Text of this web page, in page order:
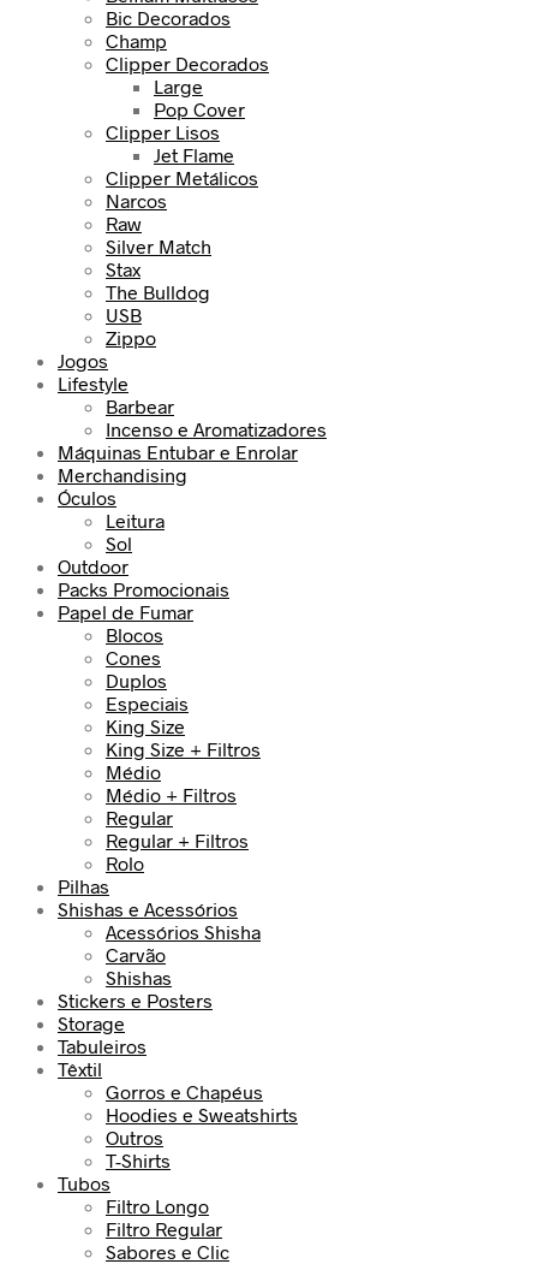
Bic Decorados
Champ
Clipper Decorados
Large
Pop Cover
Clipper Lisos
Jet Flame
Clipper Metálicos
Narcos
Raw
Silver Match
Stax
The Bulldog
USB
Zippo
Jogos
Lifestyle
Barbear
Incenso e Aromatizadores
Máquinas Entubar e Enrolar
Merchandising
Óculos
Leitura
Sol
Outdoor
Packs Promocionais
Papel de Fumar
Blocos
Cones
Duplos
Especiais
King Size
King Size + Filtros
Médio
Médio + Filtros
Regular
Regular + Filtros
Rolo
Pilhas
Shishas e Acessórios
Acessórios Shisha
Carvão
Shishas
Stickers e Posters
Storage
Tabuleiros
Têxtil
Gorros e Chapéus
Hoodies e Sweatshirts
Outros
T-Shirts
Tubos
Filtro Longo
Filtro Regular
Sabores e Clic